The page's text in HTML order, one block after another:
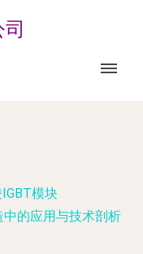
模块
中的应用与技术剖析